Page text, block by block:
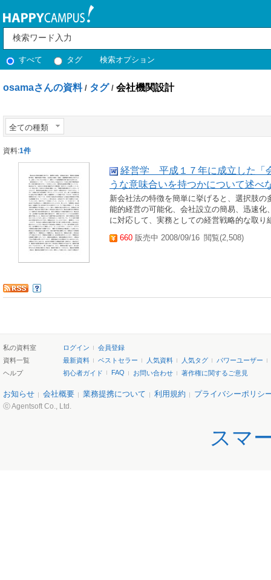
すべて タグ 検索オプション
osamaさんの資料 / タグ / 会社機関設計
全ての種類
資料:1件
経営学 平成１７年に成立した「
うな意味合いを持つかについて述べ
新会社法の特徴を簡単に挙げると、選択肢
能的経営の可能化、会社設立の簡易、迅速
に対応して、実務としての経営戦略的な取
660 販売中 2008/09/16 閲覧(2,508)
私の資料室 ログイン
会員登録
資料一覧
最新資料 ベストセラー 人気資料 人気タグ
パワーユーザー
ヘルプ
初心者ガイド FAQ お問い合わせ 著作権に関するご意見
お知らせ 会社概要 業務提携について 利用規約 プライバシーポリシ
ⓒ Agentsoft Co., Ltd.
スマ